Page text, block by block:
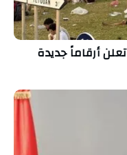
أرقاماً جديدة